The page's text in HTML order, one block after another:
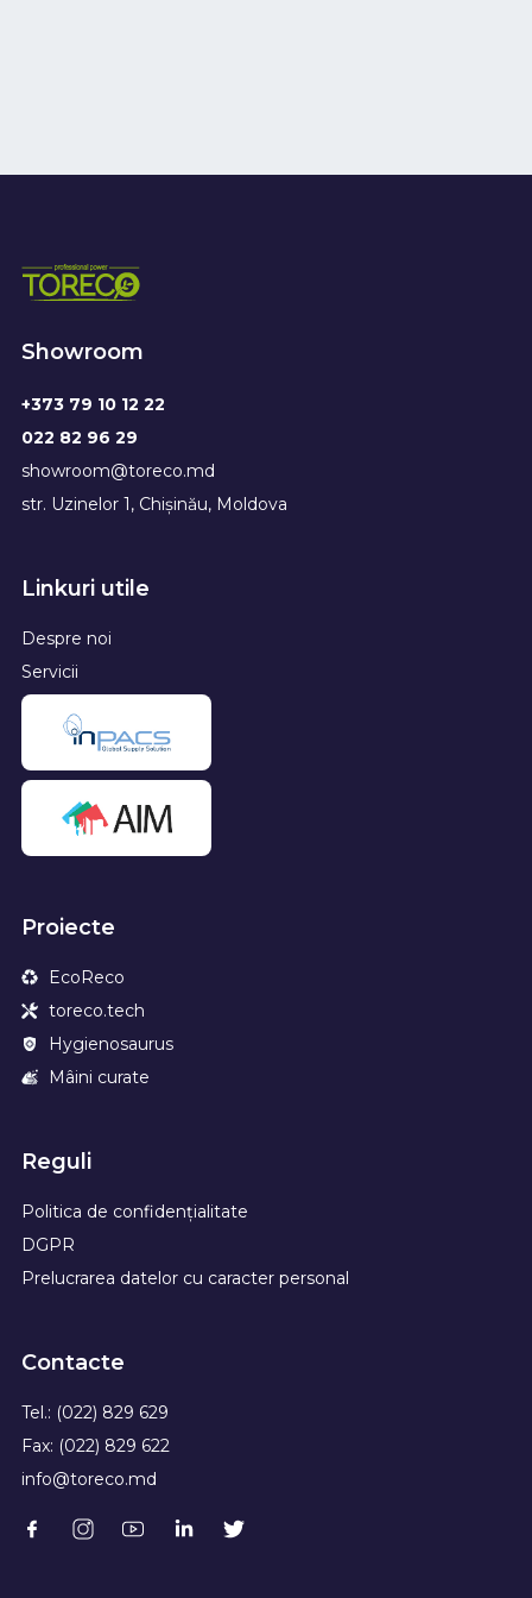
Showroom
+373 79 10 12 22
022 82 96 29
showroom@toreco.md
str. Uzinelor 1, Chișinău, Moldova
Linkuri utile
Despre noi
Servicii
Proiecte
EcoReco
toreco.tech
Hygienosaurus
Mâini curate
Reguli
Politica de confidențialitate
DGPR
Prelucrarea datelor cu caracter personal
Contacte
Tel.: (022) 829 629
Fax: (022) 829 622
info@toreco.md